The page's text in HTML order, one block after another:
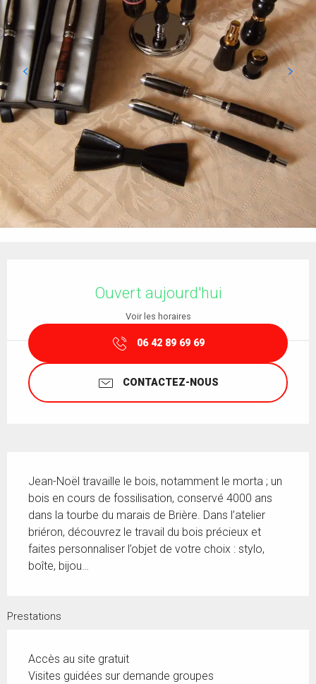
Ouvert aujourd'hui
Voir les horaires
06 42 89 69 69
CONTACTEZ-NOUS
Jean-Noël travaille le bois, notamment le morta ; un
bois en cours de fossilisation, conservé 4000 ans
dans la tourbe du marais de Brière. Dans l’atelier
briéron, découvrez le travail du bois précieux et
faites personnaliser l’objet de votre choix : stylo,
boîte, bijou…
Prestations
Accès au site gratuit
Visites guidées sur demande groupes